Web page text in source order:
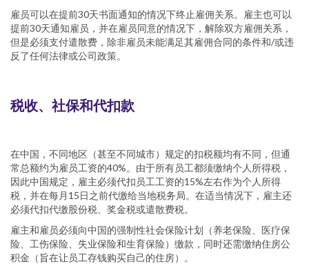
雇员可以在提前30天书面通知的情况下终止雇佣关系。雇主也可以
提前30天通知雇员，并在雇员同意的情况下，解除双方雇佣关系，
但是必须支付遣散费，除非雇员未能满足其雇佣合同的条件和/或违
反了任何法律或公司政策。
税收、社保和代扣款
在中国，不同地区（甚至不同城市）规定的扣税额均有不同，但通
常总额约为雇员工资的40%。由于所有员工都须缴纳个人所得税，
因此中国规定，雇主必须代扣员工工资的15%左右作为个人所得
税，并在每月15日之前代缴给当地税务局。在适当情况下，雇主还
必须代扣代缴股份税、奖金税或遣散费税。
雇主和雇员必须向中国的强制性社会保险计划（养老保险、医疗保
险、工伤保险、失业保险和生育保险）缴款，同时还需缴纳住房公
积金（旨在让员工存钱购买自己的住房）。